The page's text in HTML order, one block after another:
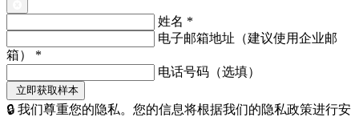
姓名 *
电子邮箱地址（建议使用企业邮
箱） *
电话号码（选填）
🔒 我们尊重您的隐私。您的信息将根据我们的隐私政策进行安